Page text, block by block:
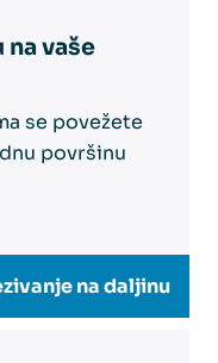
na vaše
se povežete
površinu
na daljinu